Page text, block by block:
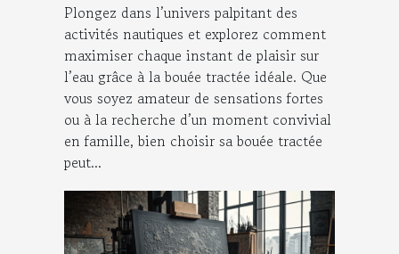
Plongez dans l’univers palpitant des
activités nautiques et explorez comment
maximiser chaque instant de plaisir sur
l’eau grâce à la bouée tractée idéale. Que
vous soyez amateur de sensations fortes
ou à la recherche d’un moment convivial
en famille, bien choisir sa bouée tractée
peut...